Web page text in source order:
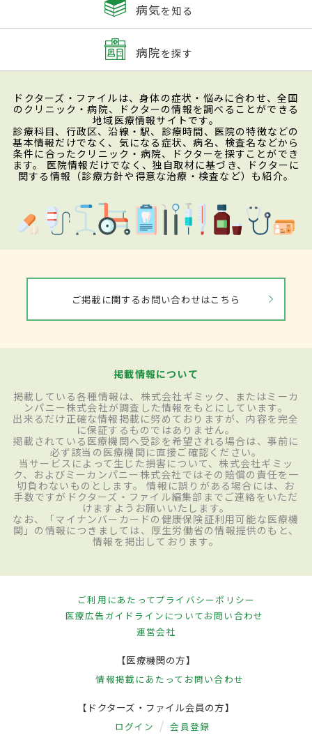
病気を知る
病院を探す
ドクターズ・ファイルは、身体の症状・悩みに合わせ、全国
のクリニック・病院、ドクターの情報を調べることができる
地域医療情報サイトです。
診療科目、行政区、沿線・駅、診療時間、医院の特徴などの
基本情報だけでなく、気になる症状、病名、検査名などから
条件に合ったクリニック・病院、ドクターを探すことができ
ます。 医院情報だけでなく、独自取材に基づき、ドクターに
関する情報（診療方針や得意な治療・検査など）も紹介。
ご掲載に関するお問い合わせはこちら
掲載情報について
掲載している各種情報は、株式会社ギミック、またはミーカ
ンパニー株式会社が調査した情報をもとにしています。
出来るだけ正確な情報掲載に努めておりますが、内容を完全
に保証するものではありません。
掲載されている医療機関へ受診を希望される場合は、事前に
必ず該当の医療機関に直接ご確認ください。
当サービスによって生じた損害について、株式会社ギミッ
ク、およびミーカンパニー株式会社ではその賠償の責任を一
切負わないものとします。 情報に誤りがある場合には、お
手数ですがドクターズ・ファイル編集部までご連絡をいただ
けますようお願いいたします。
なお、「マイナンバーカードの健康保険証利用可能な医療機
関」の情報につきましては、厚生労働省の情報提供のもと、
情報を掲出しております。
ご利用にあたってプライバシーポリシー
医療広告ガイドラインについてお問い合わせ
運営会社
【医療機関の方】
情報掲載にあたって お問い合わせ
【ドクターズ・ファイル会員の方】
ログイン 会員登録